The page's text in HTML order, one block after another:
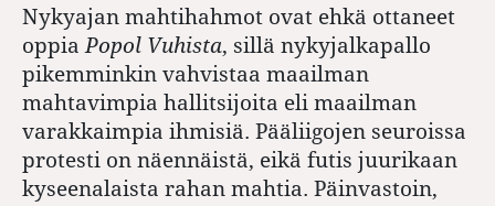
Nykyajan mahtihahmot ovat ehkä ottaneet
oppia Popol Vuhista, sillä nykyjalkapallo
pikemminkin vahvistaa maailman
mahtavimpia hallitsijoita eli maailman
varakkaimpia ihmisiä. Pääliigojen seuroissa
protesti on näennäistä, eikä futis juurikaan
kyseenalaista rahan mahtia. Päinvastoin,